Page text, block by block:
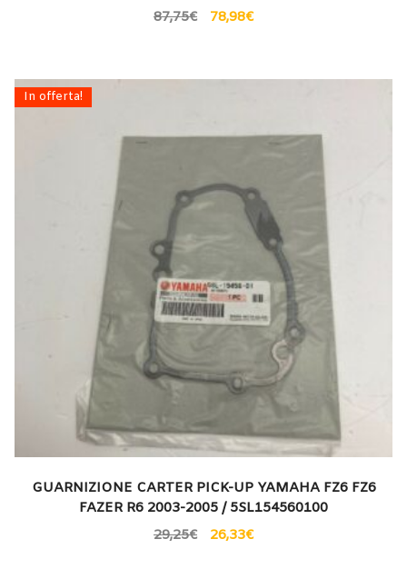
87,75€ 78,98€
In offerta!
GUARNIZIONE CARTER PICK-UP YAMAHA FZ6 FZ6
FAZER R6 2003-2005 / 5SL154560100
29,25€ 26,33€